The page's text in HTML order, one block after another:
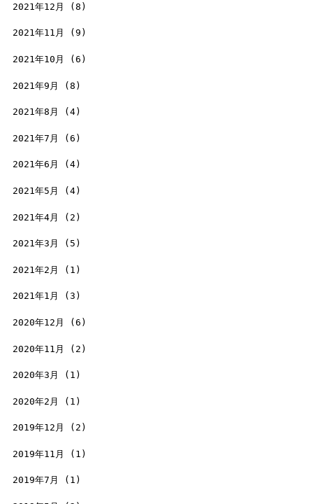
2021年12月 (8)
2021年11月 (9)
2021年10月 (6)
2021年9月 (8)
2021年8月 (4)
2021年7月 (6)
2021年6月 (4)
2021年5月 (4)
2021年4月 (2)
2021年3月 (5)
2021年2月 (1)
2021年1月 (3)
2020年12月 (6)
2020年11月 (2)
2020年3月 (1)
2020年2月 (1)
2019年12月 (2)
2019年11月 (1)
2019年7月 (1)